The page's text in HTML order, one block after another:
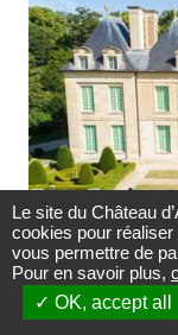
CHÂTEAU
27/05/2020
Le site du Château
cookies pour
vous permettre de
Pour en savoir plus,
OK, accept all